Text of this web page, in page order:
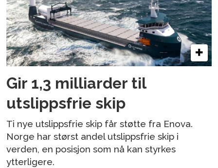
Gir 1,3 milliarder til
utslippsfrie skip
Ti nye utslippsfrie skip får støtte fra Enova.
Norge har størst andel utslippsfrie skip i
verden, en posisjon som nå kan styrkes
ytterligere.